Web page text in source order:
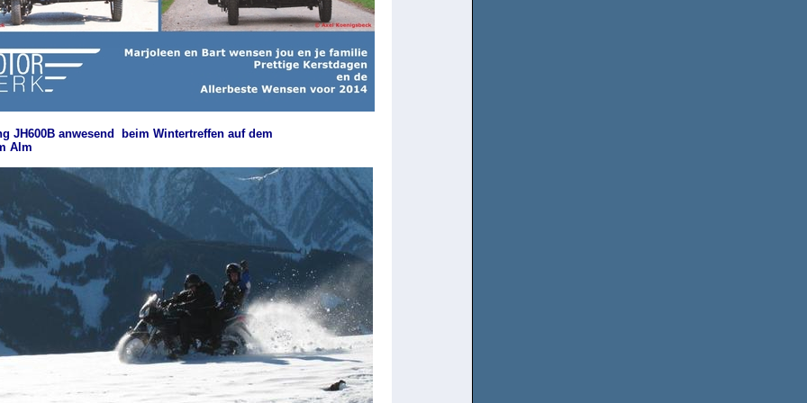
JH600B anwesend beim Wintertreffen auf dem
Alm